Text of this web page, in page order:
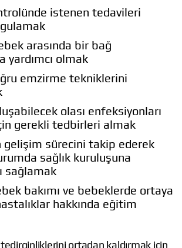
istenen tedavileri
arasında bir bağ
yardımcı olmak
emzirme tekniklerini
olası enfeksiyonları
gerekli tedbirleri almak
gelişim sürecini takip ederek
sağlık kuruluşuna
sağlamak
bakımı ve bebeklerde ortaya
hakkında eğitim
ortadan kaldırmak için